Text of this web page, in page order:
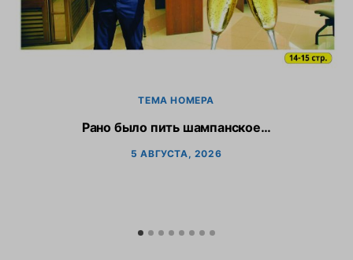
ТЕМА НОМЕРА
Рано было пить шампанское…
5 АВГУСТА, 2026